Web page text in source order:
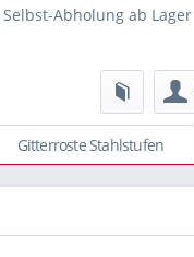
Abholung ab Lager
Gitterroste Stahlstufen